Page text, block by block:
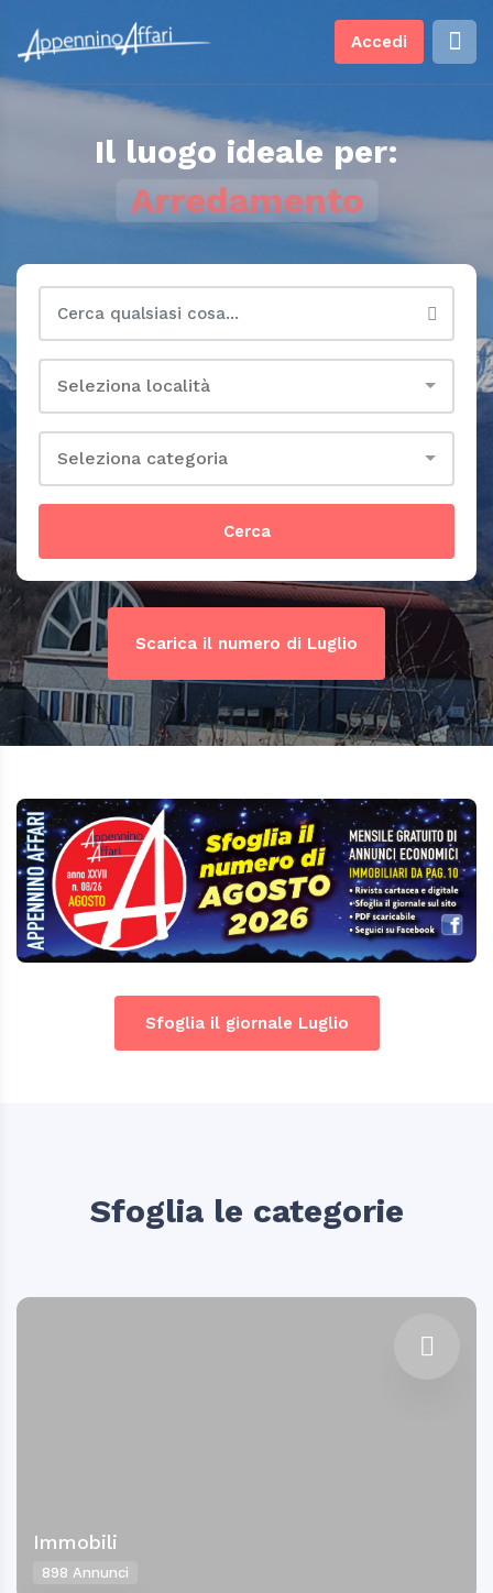
Accedi
Il luogo ideale per:
Arredamento
Seleziona località
Seleziona categoria
Cerca
Scarica il numero di Luglio
Sfoglia il giornale Luglio
Sfoglia le categorie
Immobili
898 Annunci